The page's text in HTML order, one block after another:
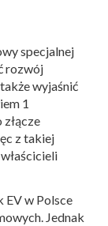
specjalnej
rozwój
wyjaśnić
1
złącze
z takiej
EV w Polsce
Jednak